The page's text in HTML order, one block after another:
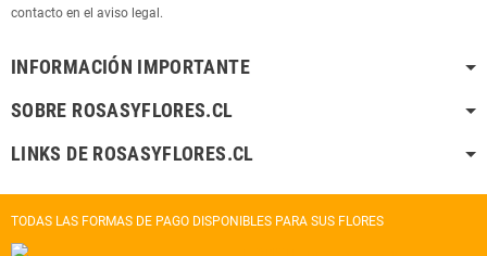
contacto en el aviso legal.
INFORMACIÓN IMPORTANTE
SOBRE ROSASYFLORES.CL
LINKS DE ROSASYFLORES.CL
TODAS LAS FORMAS DE PAGO DISPONIBLES PARA SUS FLORES